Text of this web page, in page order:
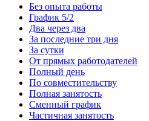
Без опыта работы
График 5/2
Два через два
За последние три дня
За сутки
От прямых работодателей
Полный день
По совместительству
Полная занятость
Сменный график
Частичная занятость